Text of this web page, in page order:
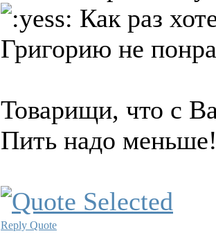
Как раз
Григорию не
Товарищи, что с
Пить надо
Reply Quote